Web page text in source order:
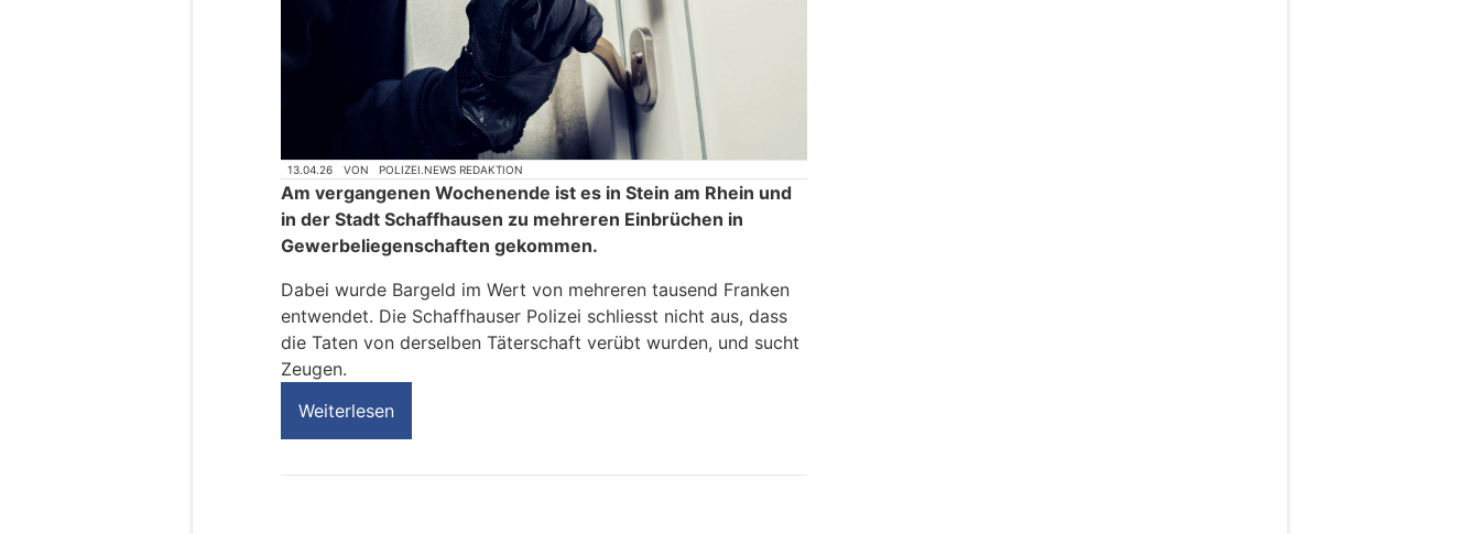
13.04.26 VON POLIZEI.NEWS REDAKTION
Am vergangenen Wochenende ist es in Stein am Rhein und
in der Stadt Schaffhausen zu mehreren Einbrüchen in
Gewerbeliegenschaften gekommen.
Dabei wurde Bargeld im Wert von mehreren tausend Franken
entwendet. Die Schaffhauser Polizei schliesst nicht aus, dass
die Taten von derselben Täterschaft verübt wurden, und sucht
Zeugen.
Weiterlesen